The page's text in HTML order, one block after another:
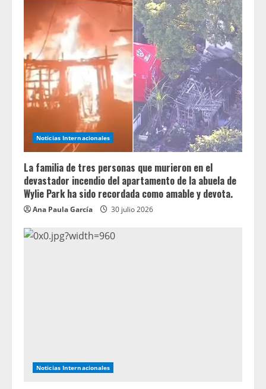
Noticias Internacionales
La familia de tres personas que murieron en el
devastador incendio del apartamento de la abuela de
Wylie Park ha sido recordada como amable y devota.
Ana Paula García 30 julio 2026
Noticias Internacionales